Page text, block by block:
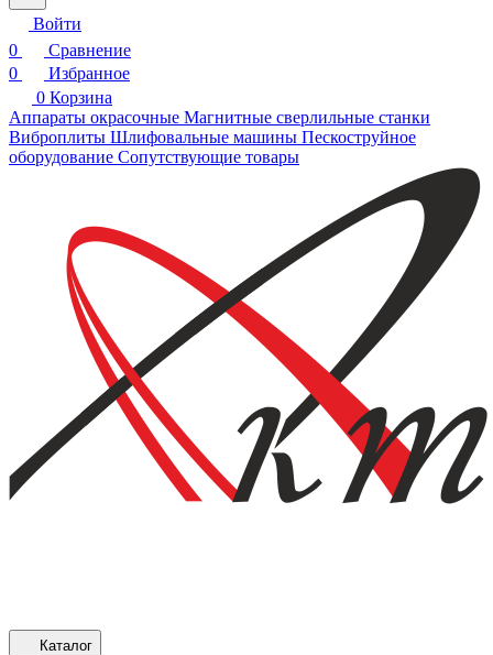
Войти
0
Сравнение
0
Избранное
0 Корзина
Аппараты окрасочные Магнитные сверлильные станки
Виброплиты Шлифовальные машины Пескоструйное
оборудование Сопутствующие товары
Каталог